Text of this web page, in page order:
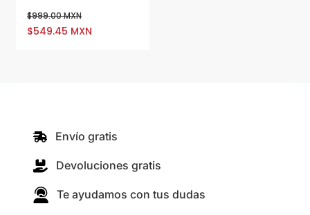
$999.00 MXN
$549.45 MXN
Envío gratis
Devoluciones gratis
Te ayudamos con tus dudas